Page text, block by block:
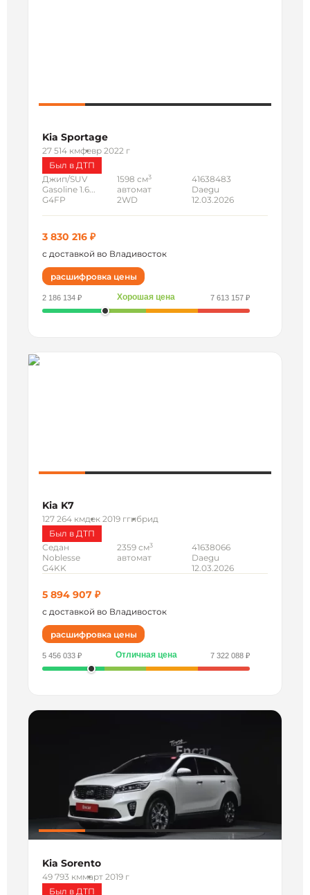
Kia Sportage
27 514 кмфевр 2022 г
Был в ДТП
Джип/SUV
Gasoline 1.6...
G4FP
1598 см3
автомат
2WD
41638483
Daegu
12.03.2026
3 830 216 ₽
с доставкой во Владивосток
расшифровка цены
2 186 134 ₽ Хорошая цена 7 613 157 ₽
Kia K7
127 264 кмдек 2019 ггибрид
Был в ДТП
Седан
Noblesse
G4KK
2359 см3
автомат
41638066
Daegu
12.03.2026
5 894 907 ₽
с доставкой во Владивосток
расшифровка цены
5 456 033 ₽ Отличная цена 7 322 088 ₽
Kia Sorento
49 793 кммарт 2019 г
Был в ДТП